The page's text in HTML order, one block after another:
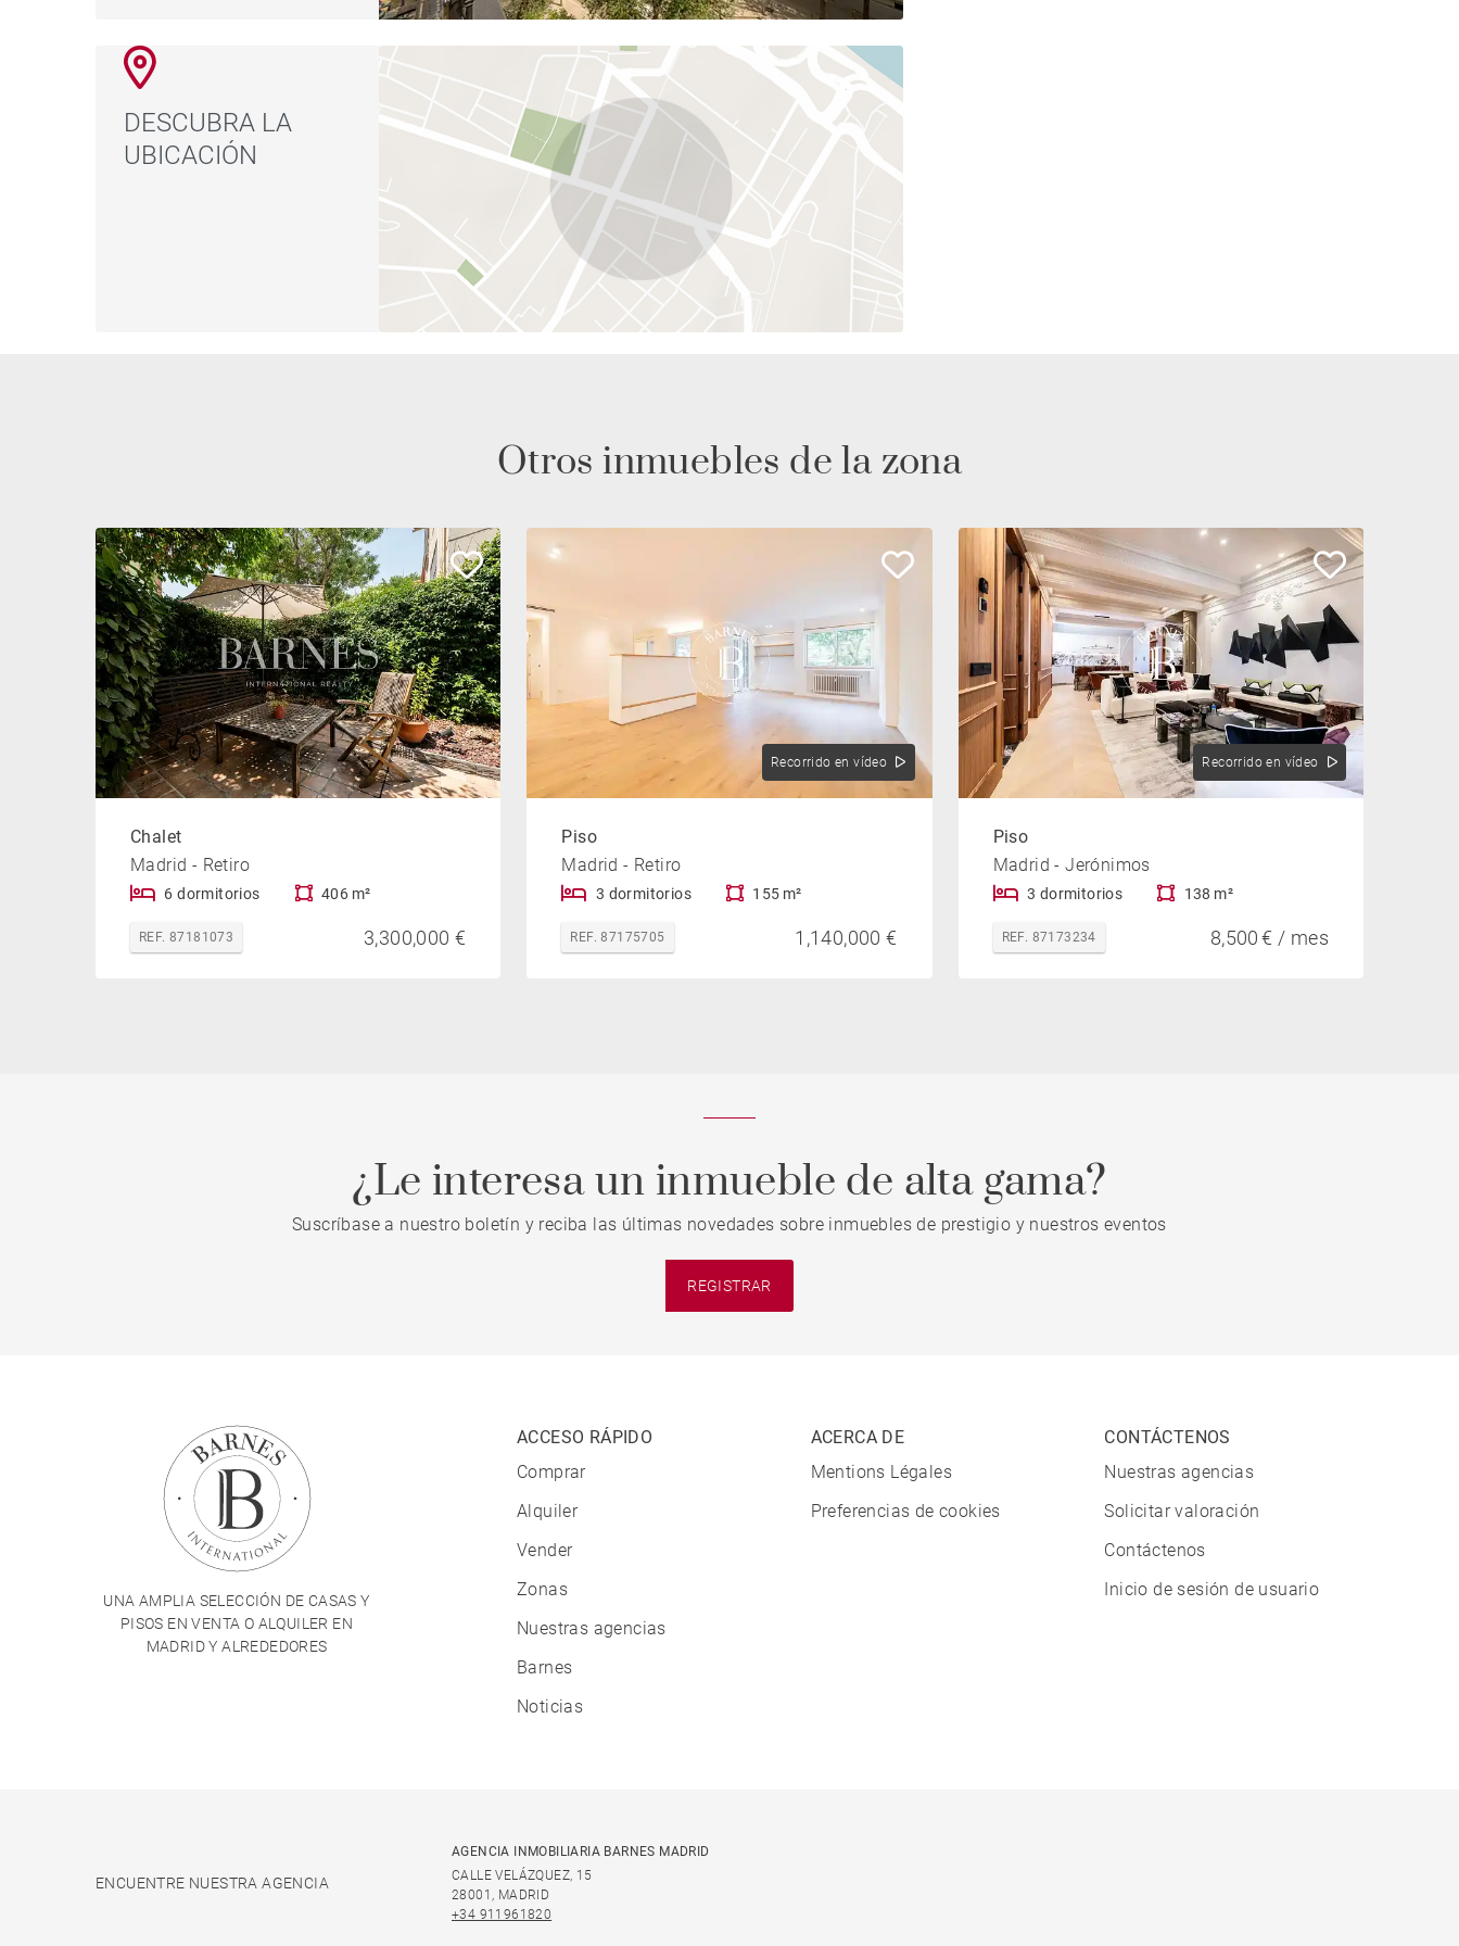
DESCUBRA LA
UBICACIÓN
Otros inmuebles de la zona
Chalet
Madrid - Retiro
6 dormitorios 406 m²
REF. 87181073 3,300,000 €
Recorrido en vídeo
Piso
Madrid - Retiro
3 dormitorios 155 m²
REF. 87175705 1,140,000 €
Recorrido en vídeo
Piso
Madrid - Jerónimos
3 dormitorios 138 m²
REF. 87173234 8,500 € / mes
¿Le interesa un inmueble de alta gama?
Suscríbase a nuestro boletín y reciba las últimas novedades sobre inmuebles de prestigio y nuestros eventos
REGISTRAR
UNA AMPLIA SELECCIÓN DE CASAS Y
PISOS EN VENTA O ALQUILER EN
MADRID Y ALREDEDORES
ACCESO RÁPIDO
Comprar
Alquiler
Vender
Zonas
Nuestras agencias
Barnes
Noticias
ACERCA DE
Mentions Légales
Preferencias de cookies
CONTÁCTENOS
Nuestras agencias
Solicitar valoración
Contáctenos
Inicio de sesión de usuario
ENCUENTRE NUESTRA AGENCIA
AGENCIA INMOBILIARIA BARNES MADRID
CALLE VELÁZQUEZ, 15
28001, MADRID
+34 911961820